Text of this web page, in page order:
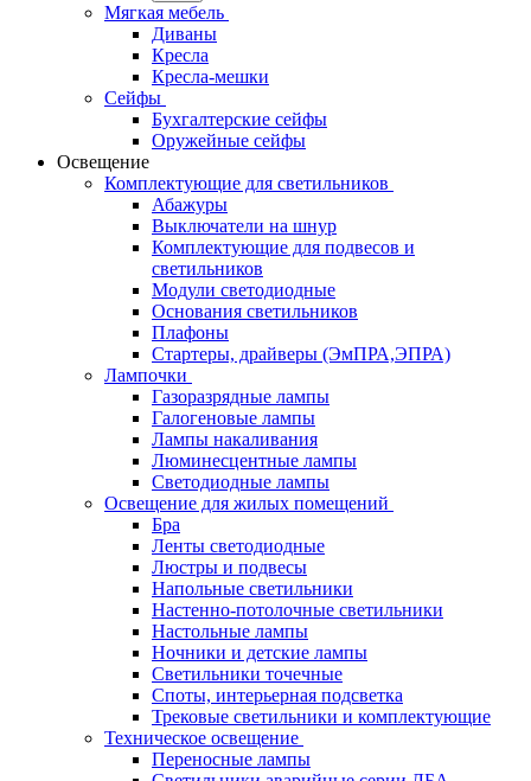
Мягкая мебель
Диваны
Кресла
Кресла-мешки
Сейфы
Бухгалтерские сейфы
Оружейные сейфы
Освещение
Комплектующие для светильников
Абажуры
Выключатели на шнур
Комплектующие для подвесов и
светильников
Модули светодиодные
Основания светильников
Плафоны
Стартеры, драйверы (ЭмПРА,ЭПРА)
Лампочки
Газоразрядные лампы
Галогеновые лампы
Лампы накаливания
Люминесцентные лампы
Светодиодные лампы
Освещение для жилых помещений
Бра
Ленты светодиодные
Люстры и подвесы
Напольные светильники
Настенно-потолочные светильники
Настольные лампы
Ночники и детские лампы
Светильники точечные
Споты, интерьерная подсветка
Трековые светильники и комплектующие
Техническое освещение
Переносные лампы